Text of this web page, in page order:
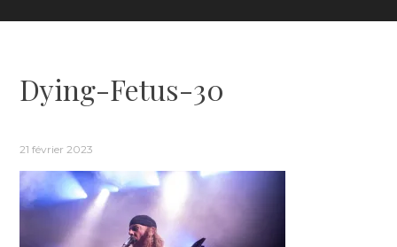
Dying-Fetus-30
21 février 2023